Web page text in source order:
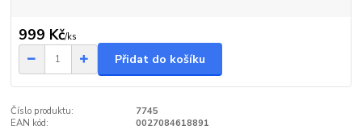
999 Kč/ks
Přidat do košíku
Číslo produktu:
7745
EAN kód:
0027084618891